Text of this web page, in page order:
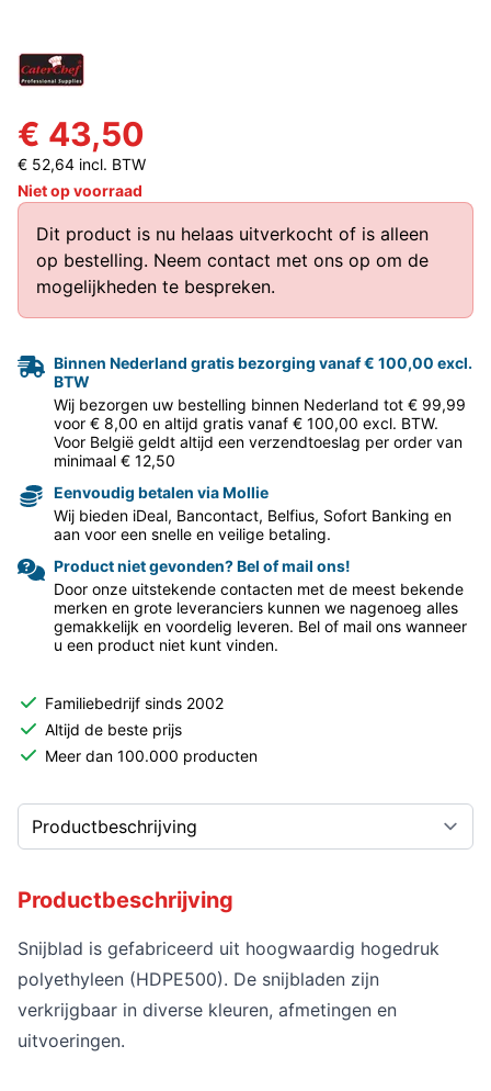
€ 43,50
€ 52,64 incl. BTW
Niet op voorraad
Dit product is nu helaas uitverkocht of is alleen
op bestelling. Neem contact met ons op om de
mogelijkheden te bespreken.
Binnen Nederland gratis bezorging vanaf € 100,00 excl.
BTW
Wij bezorgen uw bestelling binnen Nederland tot € 99,99
voor € 8,00 en altijd gratis vanaf € 100,00 excl. BTW.
Voor België geldt altijd een verzendtoeslag per order van
minimaal € 12,50
Eenvoudig betalen via Mollie
Wij bieden iDeal, Bancontact, Belfius, Sofort Banking en
aan voor een snelle en veilige betaling.
Product niet gevonden? Bel of mail ons!
Door onze uitstekende contacten met de meest bekende
merken en grote leveranciers kunnen we nagenoeg alles
gemakkelijk en voordelig leveren. Bel of mail ons wanneer
u een product niet kunt vinden.
Familiebedrijf sinds 2002
Altijd de beste prijs
Meer dan 100.000 producten
Productbeschrijving
Snijblad is gefabriceerd uit hoogwaardig hogedruk
polyethyleen (HDPE500). De snijbladen zijn
verkrijgbaar in diverse kleuren, afmetingen en
uitvoeringen.